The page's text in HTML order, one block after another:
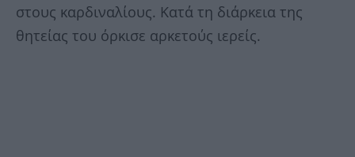
στους καρδιναλίους. Κατά τη διάρκεια της
θητείας του όρκισε αρκετούς ιερείς.